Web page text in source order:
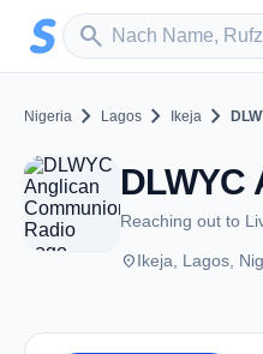
Zum Hauptinhalt springen
search
Sender suchen
Nigeria chevron_right Lagos chevron_right Ikeja chevron_right
Reaching out to
placeIkeja, Lagos,